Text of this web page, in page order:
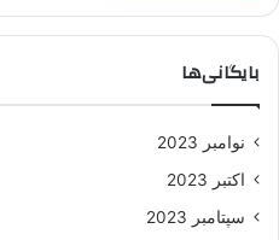
بایگانی‌ها
نوامبر 2023
اکتبر 2023
سپتامبر 2023